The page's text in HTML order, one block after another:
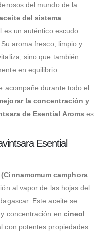
del mundo de la
aceite del sistema
es un auténtico escudo
aroma fresco, limpio y
sino que también
en equilibrio.
acompañe durante todo el
la concentración y
de Esential Aroms es
Esential
camphora
al vapor de las hojas del
Este aceite se
concentración en cineol
con potentes propiedades